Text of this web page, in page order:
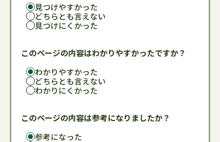
見つけやすかった
どちらとも言えない
見つけにくかった
このページの内容はわかりやすかったですか？
わかりやすかった
どちらとも言えない
わかりにくかった
このページの内容は参考になりましたか？
参考になった